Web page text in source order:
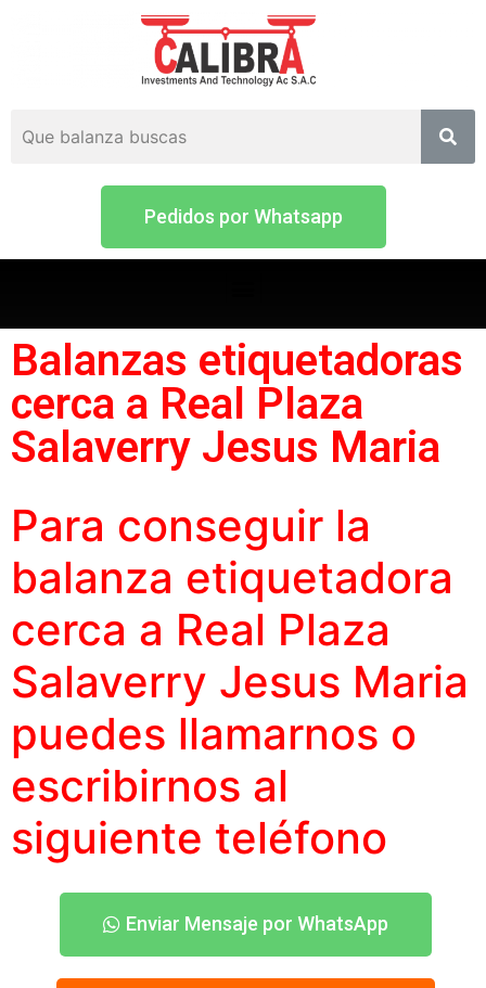
Pedidos por Whatsapp
Balanzas etiquetadoras
cerca a Real Plaza
Salaverry Jesus Maria
Para conseguir la
balanza etiquetadora
cerca a Real Plaza
Salaverry Jesus Maria
puedes llamarnos o
escribirnos al
siguiente teléfono
Enviar Mensaje por WhatsApp